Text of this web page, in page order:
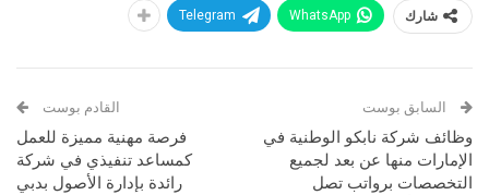
شارك WhatsApp
Telegram
السابق بوست
وظائف شركة نابكو الوطنية في
الإمارات منها عن بعد لجميع
التخصصات برواتب تصل
القادم بوست
فرصة مهنية مميزة للعمل
كمساعد تنفيذي في شركة
رائدة بإدارة الأصول بدبي